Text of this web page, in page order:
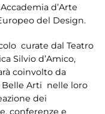
d’Arte
del Design.
curate dal Teatro
Silvio d’Amico,
coinvolto da
Belle Arti nelle loro
dei
conferenze e